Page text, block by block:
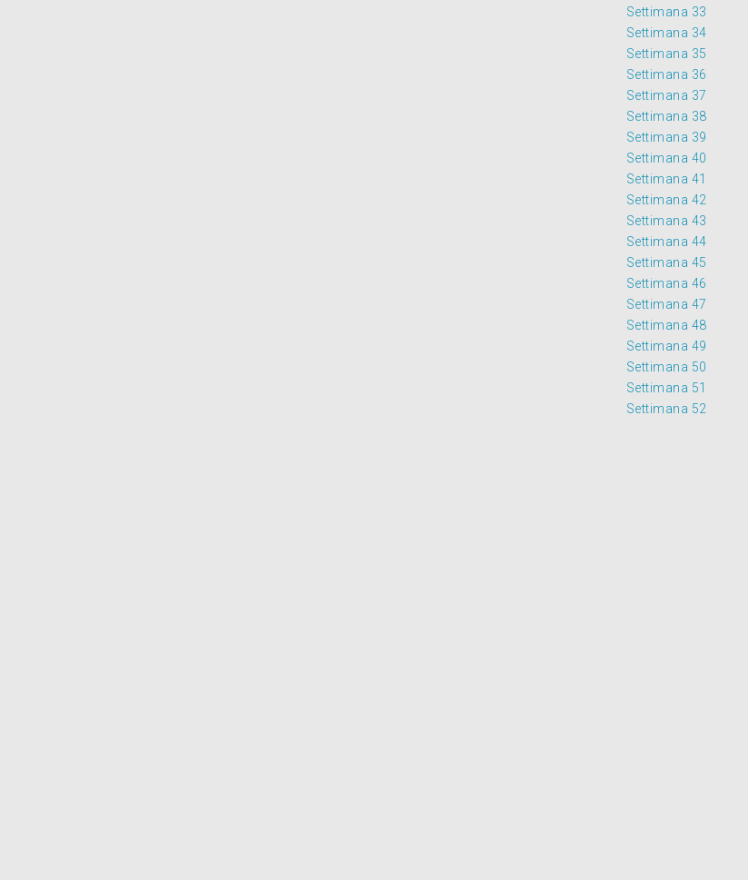
Settimana 33
Settimana 34
Settimana 35
Settimana 36
Settimana 37
Settimana 38
Settimana 39
Settimana 40
Settimana 41
Settimana 42
Settimana 43
Settimana 44
Settimana 45
Settimana 46
Settimana 47
Settimana 48
Settimana 49
Settimana 50
Settimana 51
Settimana 52